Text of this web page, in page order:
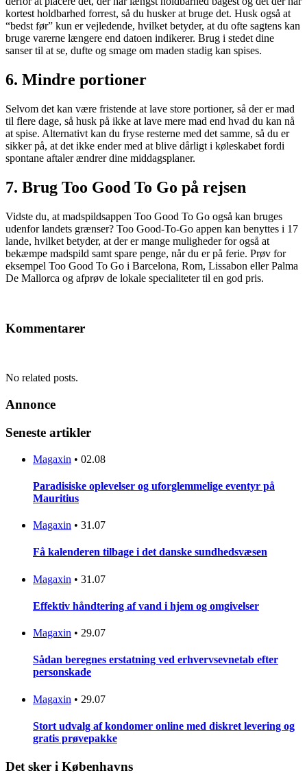
kortest holdbarhed forrest, så du husker at bruge det. Husk også at
“bedst før” kun er vejledende, hvilket betyder, at du ofte sagtens kan
bruge varerne længere end datoen indikerer. Brug i stedet dine
sanser til at se, dufte og smage om maden stadig kan spises.
6. Mindre portioner
Selvom det kan være fristende at lave store portioner, så der er mad
til flere dage, så husk på ikke at lave mere mad end hvad du kan nå
at spise. Alternativt kan du fryse resterne med det samme, så du er
sikker på, at det ikke ender med at blive dårligt i køleskabet fordi
spontane aftaler ændrer dine middagsplaner.
7. Brug Too Good To Go på rejsen
Vidste du, at madspildsappen Too Good To Go også kan bruges
udenfor landets grænser? Too Good-To-Go appen kan benyttes i 17
lande, hvilket betyder, at der er mange muligheder for også at
bekæmpe madspild samt spare penge, når du er på ferie. Prøv for
eksempel Too Good To Go i Barcelona, Rom, Lissabon eller Palma
De Mallorca og afprøv de lokale specialiteter til en god pris.
Kommentarer
No related posts.
Annonce
Seneste artikler
Magaxin • 02.08
Paradisiske oplevelser og uforglemmelige eventyr på
Mauritius
Magaxin • 31.07
Få kalenderen tilbage i det danske sundhedsvæsen
Magaxin • 31.07
Effektiv håndtering af vand i hjem og omgivelser
Magaxin • 29.07
Sådan beregnes erstatning ved erhvervsevnetab efter
personskade
Magaxin • 29.07
Stort udvalg af kondomer online med diskret levering og
gratis prøvepakke
Det sker i Københavns